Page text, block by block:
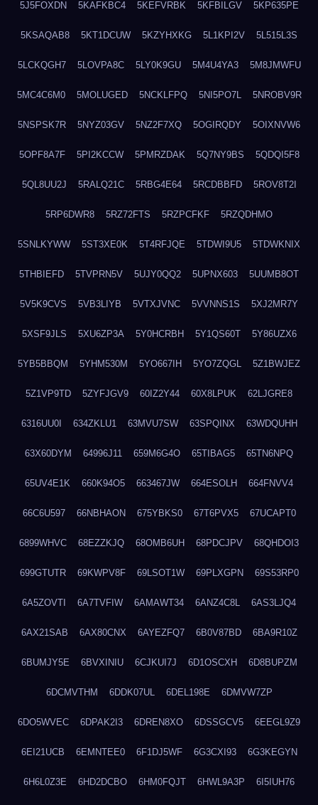
5J5FOXDN 5KAFKBC4 5KEFVRBK 5KFBILGV 5KP635PE
5KSAQAB8 5KT1DCUW 5KZYHXKG 5L1KPI2V 5L515L3S
5LCKQGH7 5LOVPA8C 5LY0K9GU 5M4U4YA3 5M8JMWFU
5MC4C6M0 5MOLUGED 5NCKLFPQ 5NI5PO7L 5NROBV9R
5NSPSK7R 5NYZ03GV 5NZ2F7XQ 5OGIRQDY 5OIXNVW6
5OPF8A7F 5PI2KCCW 5PMRZDAK 5Q7NY9BS 5QDQI5F8
5QL8UU2J 5RALQ21C 5RBG4E64 5RCDBBFD 5ROV8T2I
5RP6DWR8 5RZ72FTS 5RZPCFKF 5RZQDHMO
5SNLKYWW 5ST3XE0K 5T4RFJQE 5TDWI9U5 5TDWKNIX
5THBIEFD 5TVPRN5V 5UJY0QQ2 5UPNX603 5UUMB8OT
5V5K9CVS 5VB3LIYB 5VTXJVNC 5VVNNS1S 5XJ2MR7Y
5XSF9JLS 5XU6ZP3A 5Y0HCRBH 5Y1QS60T 5Y86UZX6
5YB5BBQM 5YHM530M 5YO667IH 5YO7ZQGL 5Z1BWJEZ
5Z1VP9TD 5ZYFJGV9 60IZ2Y44 60X8LPUK 62LJGRE8
6316UU0I 634ZKLU1 63MVU7SW 63SPQINX 63WDQUHH
63X60DYM 64996J11 659M6G4O 65TIBAG5 65TN6NPQ
65UV4E1K 660K94O5 663467JW 664ESOLH 664FNVV4
66C6U597 66NBHAON 675YBKS0 67T6PVX5 67UCAPT0
6899WHVC 68EZZKJQ 68OMB6UH 68PDCJPV 68QHDOI3
699GTUTR 69KWPV8F 69LSOT1W 69PLXGPN 69S53RP0
6A5ZOVTI 6A7TVFIW 6AMAWT34 6ANZ4C8L 6AS3LJQ4
6AX21SAB 6AX80CNX 6AYEZFQ7 6B0V87BD 6BA9R10Z
6BUMJY5E 6BVXINIU 6CJKUI7J 6D1OSCXH 6D8BUPZM
6DCMVTHM 6DDK07UL 6DEL198E 6DMVW7ZP
6DO5WVEC 6DPAK2I3 6DREN8XO 6DSSGCV5 6EEGL9Z9
6EI21UCB 6EMNTEE0 6F1DJ5WF 6G3CXI93 6G3KEGYN
6H6L0Z3E 6HD2DCBO 6HM0FQJT 6HWL9A3P 6I5IUH76